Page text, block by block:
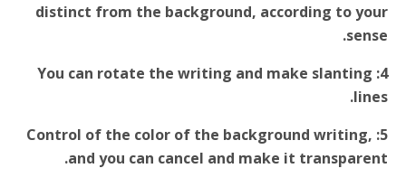
distinct from the background, according to your
sense.
4: You can rotate the writing and make slanting
lines.
5: Control of the color of the background writing,
and you can cancel and make it transparent.